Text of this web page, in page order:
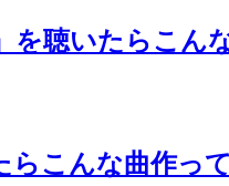
を聴いたらこん
こんな曲作っ